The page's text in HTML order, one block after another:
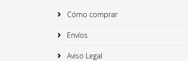
Cómo comprar
Envíos
Aviso Legal